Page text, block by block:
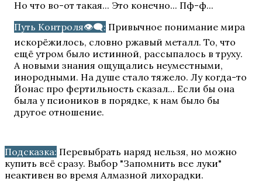
Высокий прибой
Но что во-от такая... Это конечно... Пф-ф...
Путь Контроля👁️‍🗨️: Привычное понимание мира
искорёжилось, словно ржавый металл. То, что
ещё утром было истинной, рассыпалось в труху.
А новыми знания ощущались неуместными,
инородными. На душе стало тяжело. Лу когда-то
Йонас про фертильность сказал... Если бы она
была у псиоников в порядке, к нам было бы
другое отношение.
Подсказка: Перевыбрать наряд нельзя, но можно
купить всё сразу. Выбор "Запомнить все луки"
неактивен во время Алмазной лихорадки.